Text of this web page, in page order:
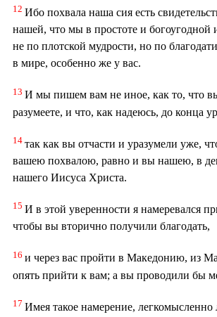
12 Ибо похвала наша сия есть
нашей, что мы в простоте и богоугодной
не по плотской мудрости, но по
в мире, особенно же у вас.
13 И мы пишем вам не иное, как то, что
разумеете, и что, как надеюсь, до конца
14 так как вы отчасти и уразумели уже,
вашею похвалою, равно и вы нашею, в
нашего Иисуса Христа.
15 И в этой уверенности я намеревался
чтобы вы вторично получили благодать,
16 и через вас пройти в Македонию, из
опять прийти к вам; а вы проводили бы
17 Имея такое намерение, легкомысленно